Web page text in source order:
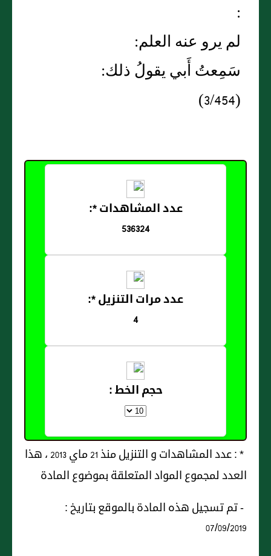
:
لم يرو عنه العلم:
سَمِعتُ أَبي يقولُ ذلك:
(3/454)
عدد المشاهدات *:
536324
عدد مرات التنزيل *:
4
حجم الخط :
* : عدد المشاهدات و التنزيل منذ 21 ماي 2013 ، هذا
العدد لمجموع المواد المتعلقة بموضوع المادة
- تم تسجيل هذه المادة بالموقع بتاريخ :
07/09/2019